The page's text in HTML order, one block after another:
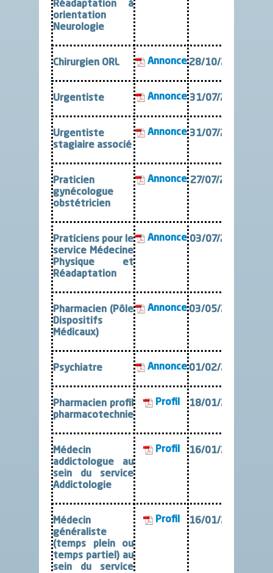
Réadaptation à
orientation
Neurologie
Chirurgien ORL Annonce 28/10/2024
Urgentiste Annonce 31/07/2024
Urgentiste
stagiaire associé
Annonce 31/07/2024
Praticien
gynécologue
obstétricien
Annonce 27/07/2024
Praticiens pour le
service Médecine
Physique et
Réadaptation
Annonce 03/07/2024
Pharmacien (Pôle
Dispositifs
Médicaux)
Annonce 03/05/2024
Psychiatre Annonce 01/02/2024
Pharmacien profil
pharmacotechnie
Profil 18/01/2024
Médecin
addictologue au
sein du service
Addictologie
Profil 16/01/2024
Médecin
généraliste
(temps plein ou
temps partiel) au
sein du service
Profil 16/01/2024